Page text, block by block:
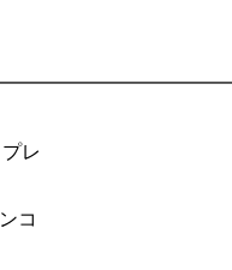
レ
コ